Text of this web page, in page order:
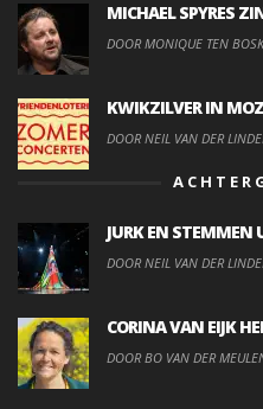
MICHAEL SPYRES
DOOR MONIQUE TEN
KWIKZILVER IN
DOOR NEIL VAN DER
JURK EN STEMMEN
DOOR NEIL VAN DER
CORINA VAN EIJK
DOOR BO VAN DER